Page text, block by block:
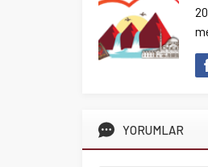
YORUMLAR